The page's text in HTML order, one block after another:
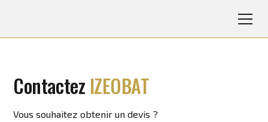
Contactez IZEOBAT
Vous souhaitez obtenir un devis ?